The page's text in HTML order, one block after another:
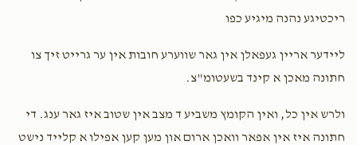
$3,600.00
ריכטיגע נהנה מיגיע כפו
ליידער אריין געפאלן אין גאר שווערע חובות אין ער גרייט זיך צו
חתונה מאכן א קינד בשעטומ"צ.
ולרש אין כל, ואין הקומץ משביע ד מצב אין שטוב איז גאר ענג. די
חתונה איז אין אפאר וואכן ארום און מען קען אפילו א קלייד נישט